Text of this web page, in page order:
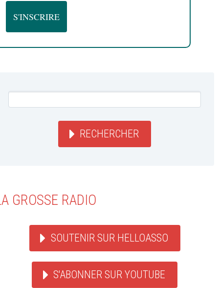
RECHERCHER
GROSSE RADIO
SOUTENIR SUR HELLOASSO
S'ABONNER SUR YOUTUBE